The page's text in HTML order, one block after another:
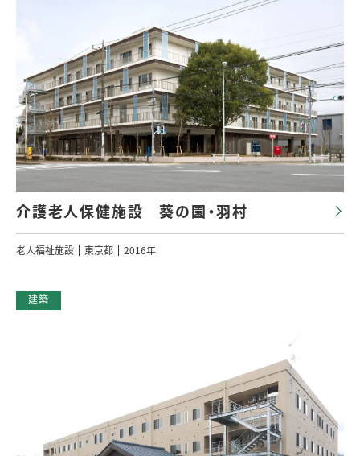
介護老人保健施設 葵の園・羽村
老人福祉施設 東京都 2016年